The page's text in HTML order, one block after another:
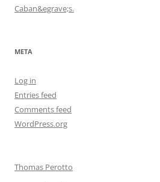
Caban&egrave;s.
META
Log in
Entries feed
Comments feed
WordPress.org
Thomas Perotto